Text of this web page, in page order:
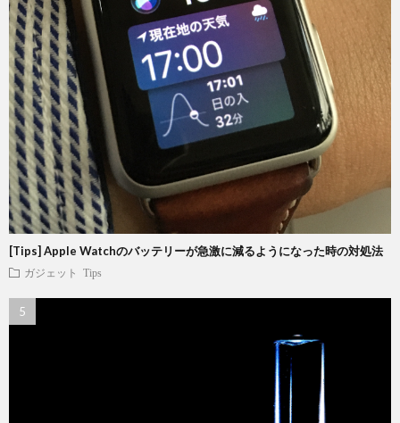
[Tips] Apple Watchのバッテリーが急激に減るようになった時の対処法
ガジェット Tips